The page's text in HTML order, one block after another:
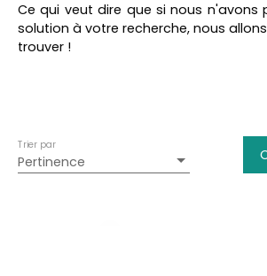
Budget max (€)
Rechercher
Ce qui veut dire que si nous n'avons
solution à votre recherche, nous
trouver !
Pertinence
Trier par